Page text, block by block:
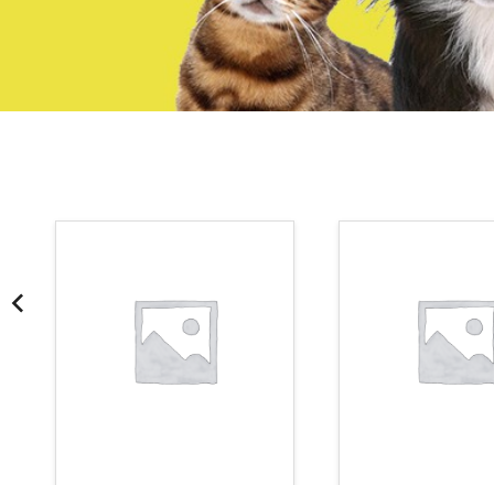
¡Somos Aquanatura!
· Tienda especializada en mascotas